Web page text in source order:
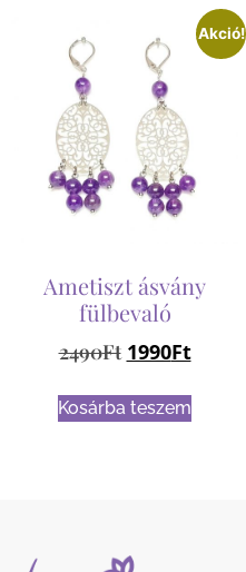
Akció!
Ametiszt ásvány
fülbevaló
2490Ft 1990Ft
Kosárba teszem